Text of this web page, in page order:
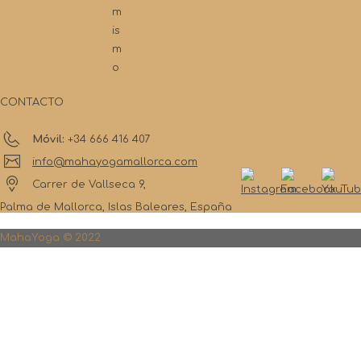
m
is
m
o
CONTACTO
Móvil: +34 666 416 407
info@mahayogamallorca.com
Carrer de Vallseca 9,
Palma de Mallorca, Islas Baleares, España
MahaYoga © 2022